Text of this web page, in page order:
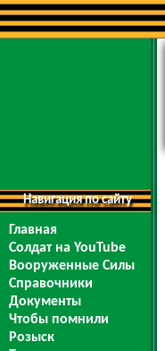
Навигация по сайту
Главная
Солдат на YouTube
Вооруженные Силы
Справочники
Документы
Чтобы помнили
Розыск